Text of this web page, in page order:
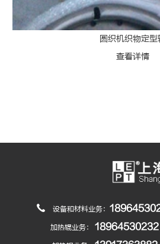
圆织机织物定型
查看详情
设备和材料业务：
加热辊业务： 18964530232